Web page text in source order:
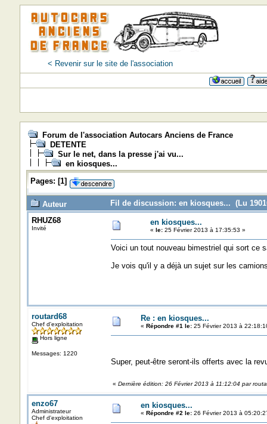
< Revenir sur le site de l'association
Forum de l'association Autocars Anciens de France
DETENTE
Sur le net, dans la presse j'ai vu...
en kiosques...
Pages: [1]
Auteur
Fil de discussion: en kiosques... (Lu
RHUZ68
Invité
en kiosques...
« le:25 Février 2013 à 17:35:53 »
Voici un tout nouveau bimestriel qui sort ce
Je vois qu'il y a déjà un sujet sur les
routard68
Chef d'exploitation
Hors ligne
Messages: 1220
Re : en kiosques...
« Répondre #1 le:25 Février 2013 à
Super, peut-être seront-ils offerts avec la
« Dernière édition: 26 Février 2013 à 11:12:04 par
enzo67
Administrateur
Chef d'exploitation
en kiosques...
« Répondre #2 le:26 Février 2013 à